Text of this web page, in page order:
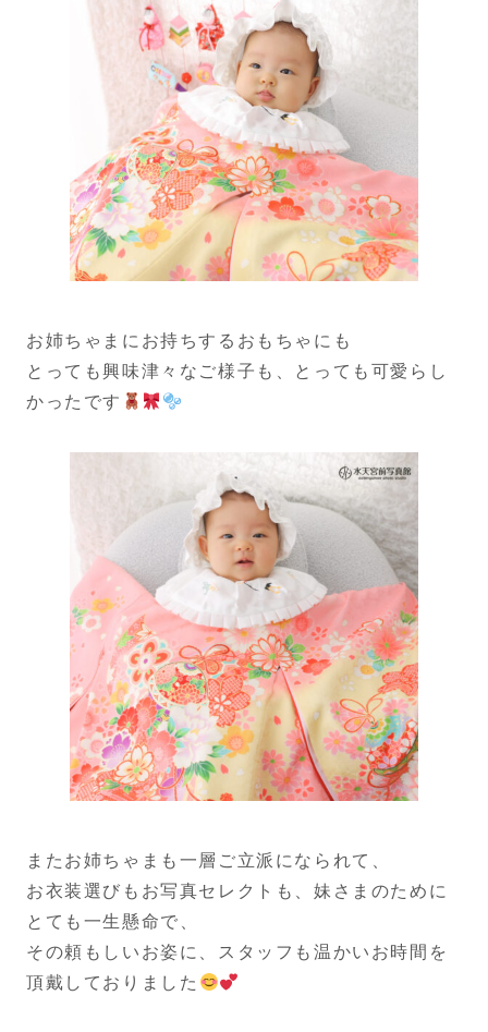
お姉ちゃまにお持ちするおもちゃにも
とっても興味津々なご様子も、とっても可愛らし
かったです
またお姉ちゃまも一層ご立派になられて、
お衣装選びもお写真セレクトも、妹さまのために
とても一生懸命で、
その頼もしいお姿に、スタッフも温かいお時間を
頂戴しておりました